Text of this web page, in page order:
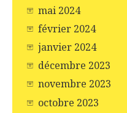
mai 2024
février 2024
janvier 2024
décembre 2023
novembre 2023
octobre 2023